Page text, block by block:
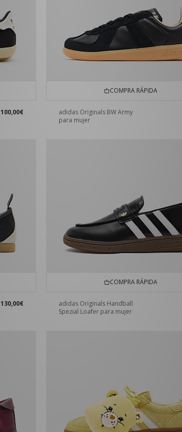
100,00€
COMPRA RÁPIDA
adidas Originals BW Army
para mujer
130,00€
COMPRA RÁPIDA
adidas Originals Handball
Spezial Loafer para mujer